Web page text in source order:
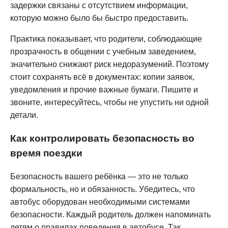
задержки связаны с отсутствием информации,
которую можно было бы быстро предоставить.
Практика показывает, что родители, соблюдающие
прозрачность в общении с учебным заведением,
значительно снижают риск недоразумений. Поэтому
стоит сохранять всё в документах: копии заявок,
уведомления и прочие важные бумаги. Пишите и
звоните, интересуйтесь, чтобы не упустить ни одной
детали.
Как контролировать безопасность во
время поездки
Безопасность вашего ребёнка — это не только
формальность, но и обязанность. Убедитесь, что
автобус оборудован необходимыми системами
безопасности. Каждый родитель должен напоминать